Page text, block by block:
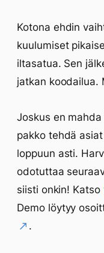
Kotona ehdin
kuulumiset
iltasatua. Sen
jatkan koodailua.
Joskus en
pakko tehdä
loppuun asti.
odotuttaa
siisti onkin! Katso
Demo löytyy
.